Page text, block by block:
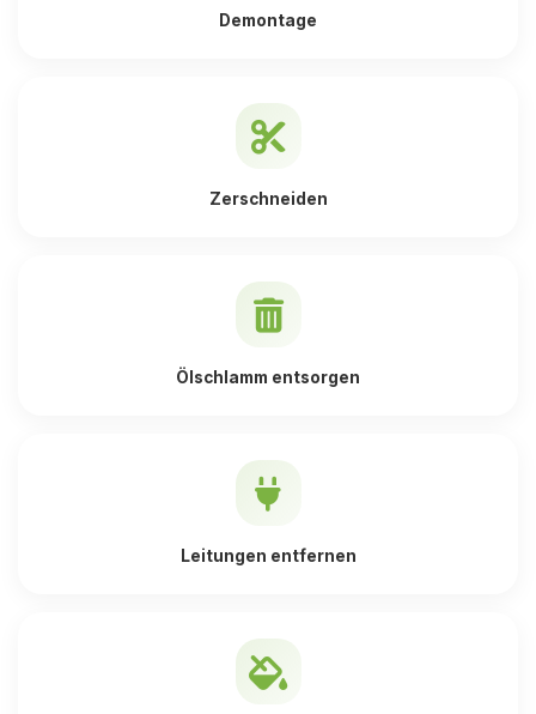
Demontage
Zerschneiden
Ölschlamm entsorgen
Leitungen entfernen